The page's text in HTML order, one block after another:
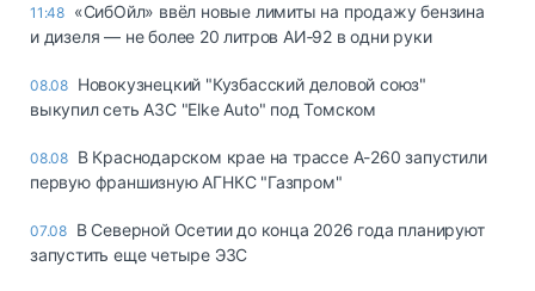
11:48 «СибОйл» ввёл новые лимиты на продажу бензина
и дизеля — не более 20 литров АИ‑92 в одни руки
08.08 Новокузнецкий "Кузбасский деловой союз"
выкупил сеть АЗС "Elke Auto" под Томском
08.08 В Краснодарском крае на трассе А-260 запустили
первую франшизную АГНКС "Газпром"
07.08 В Северной Осетии до конца 2026 года планируют
запустить еще четыре ЭЗС